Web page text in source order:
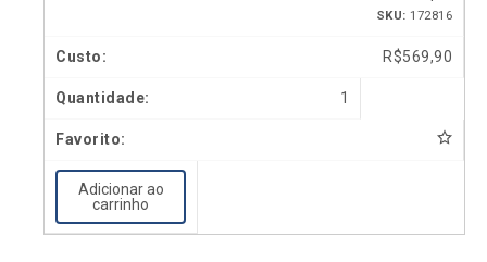
SKU: 172816
R$569,90
1
Adicionar ao
carrinho